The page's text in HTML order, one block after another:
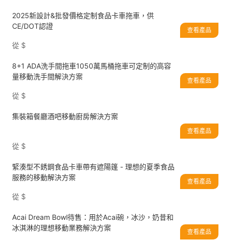
2025新設計&批發價格定制食品卡車拖車，供
CE/DOT認證
從 $
查看產品
8+1 ADA洗手間拖車1050萬馬桶拖車可定制的高容
量移動洗手間解決方案
從 $
查看產品
集裝箱餐廳酒吧移動廚房解決方案
從 $
查看產品
緊湊型不銹鋼食品卡車帶有遮陽篷 - 理想的夏季食品
服務的移動解決方案
從 $
查看產品
Acai Dream Bowl待售：用於Acai碗，冰沙，奶昔和
冰淇淋的理想移動業務解決方案
查看產品